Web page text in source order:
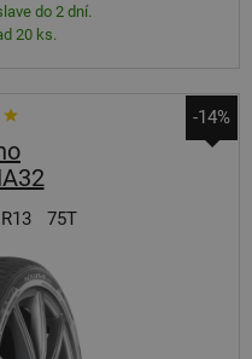
do 2 dní.
20 ks.
-14%
R13 75T